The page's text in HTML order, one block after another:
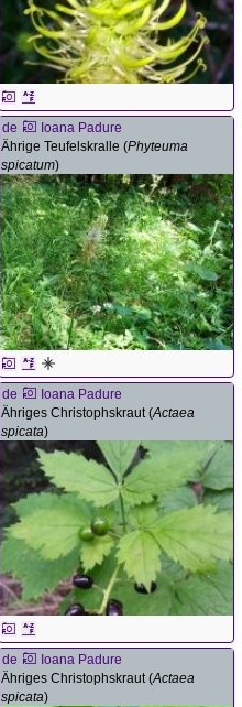
de
Ioana Padure
Ährige Teufelskralle (Phyteuma
spicatum)
de
Ioana Padure
Ähriges Christophskraut (Actaea
spicata)
de
Ioana Padure
Ähriges Christophskraut (Actaea
spicata)